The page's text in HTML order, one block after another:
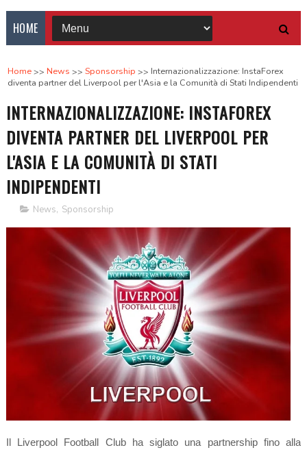
HOME
Home News Sponsorship
Internazionalizzazione: InstaForex
diventa partner del Liverpool per l'Asia e la Comunità di Stati Indipendenti
INTERNAZIONALIZZAZIONE: INSTAFOREX
DIVENTA PARTNER DEL LIVERPOOL PER
L'ASIA E LA COMUNITÀ DI STATI
INDIPENDENTI
News, Sponsorship
Il Liverpool Football Club ha siglato una partnership fino alla